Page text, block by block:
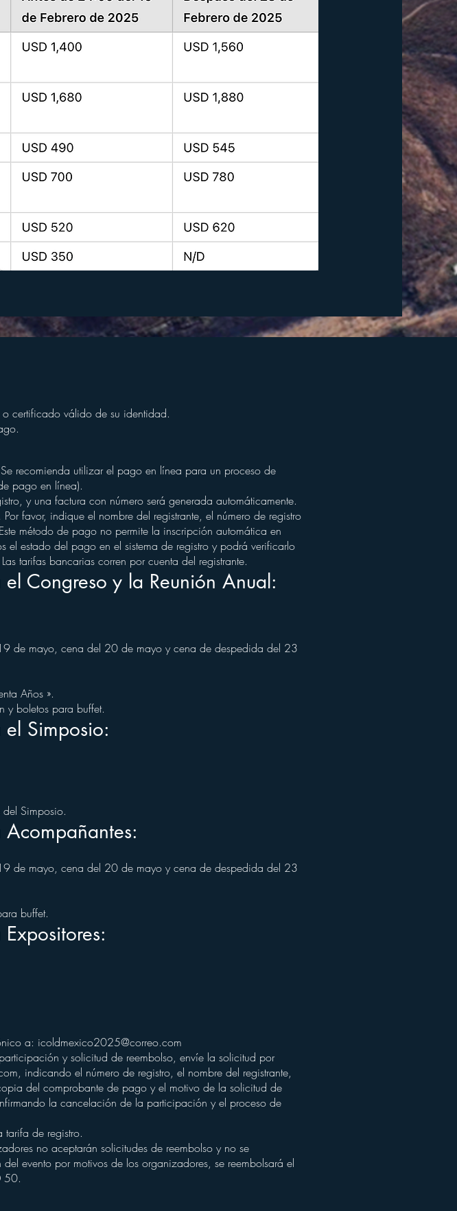
o certificado válido de su identidad.
recomienda utilizar el pago en línea para un proceso de
pago en línea).
y una factura con número será generada automáticamente.
favor, indique el nombre del registrante, el número de registro
método de pago no permite la inscripción automática en
estado del pago en el sistema de registro y podrá verificarlo
tarifas bancarias corren por cuenta del registrante.
Congreso y la Reunión Anual:
de mayo, cena del 20 de mayo y cena de despedida del 23
Años ».
y boletos para buffet.
Simposio:
Simposio.
de mayo, cena del 20 de mayo y cena de despedida del 23
buffet.
a: icoldmexico2025@correo.com
y solicitud de reembolso, envíe la solicitud por
, indicando el número de registro, el nombre del registrante,
del comprobante de pago y el motivo de la solicitud de
la cancelación de la participación y el proceso de
de registro.
no aceptarán solicitudes de reembolso y no se
evento por motivos de los organizadores, se reembolsará el
50.